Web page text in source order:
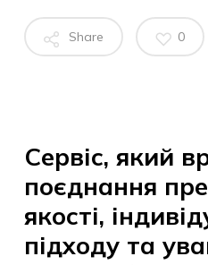
Share 0
Сервіс, який
поєднання
якості,
підходу та